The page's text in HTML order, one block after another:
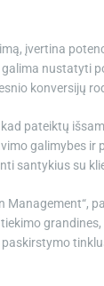
įvertina
nustatyti
konversijų
pateiktų
galimybes ir
santykius su
Management“,